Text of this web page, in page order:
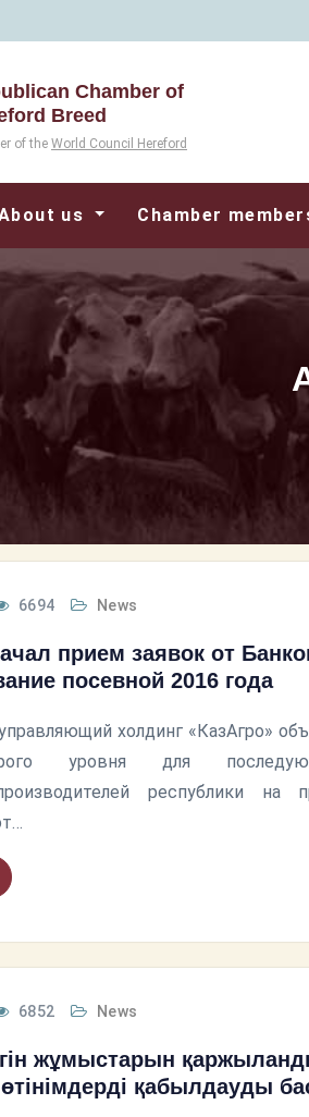
Chamber of
Breed
of the World Council Hereford
us Chamber
6694 News
прием заявок от
посевной 2016 года
холдинг «КазАгро»
уровня для
республики
6852 News
жұмыстарын
қабылдауды